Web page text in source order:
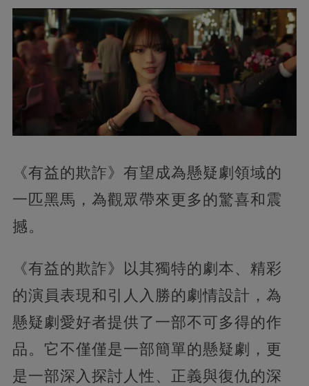
《有益的欺詐》有望成為懸疑劇領域的
一匹黑馬，為觀眾帶來更多的驚喜和震
撼。
《有益的欺詐》以其獨特的劇本、精彩
的演員表現和引人入勝的劇情設計，為
懸疑劇愛好者提供了一部不可多得的作
品。它不僅僅是一部簡單的懸疑劇，更
是一部深入探討人性、正義與復仇的深